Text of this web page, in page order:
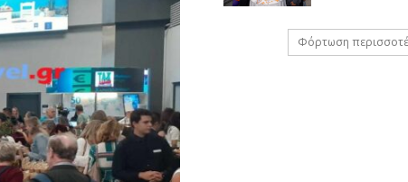
Φόρτωση